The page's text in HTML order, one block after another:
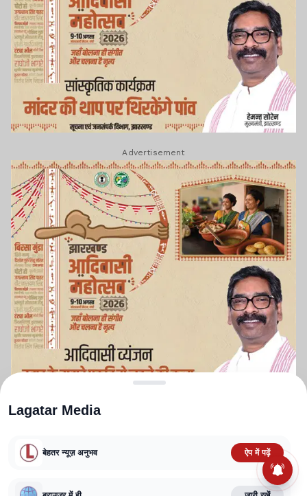
Advertisement
TERMS AND CONDITIONS
Lagatar Media
बेहतर न्यूज़ अनुभव ऐप में पढ़ें